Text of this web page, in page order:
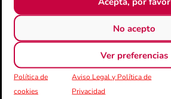
No acepto
Ver preferencias
Política de
cookies
Aviso Legal y Política de
Privacidad
COMPARTIR
ESDEVENIMENT